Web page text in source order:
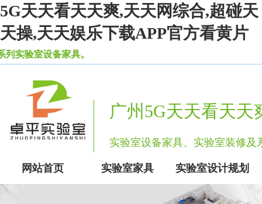
5G天天看天天爽,天天网综合,超碰天
天操,天天娱乐下载APP官方看黄片
设备家具。
广州5G天天看天
实验室设备家具、实验室装修
网站首页 实验室家具 实验室设计规划